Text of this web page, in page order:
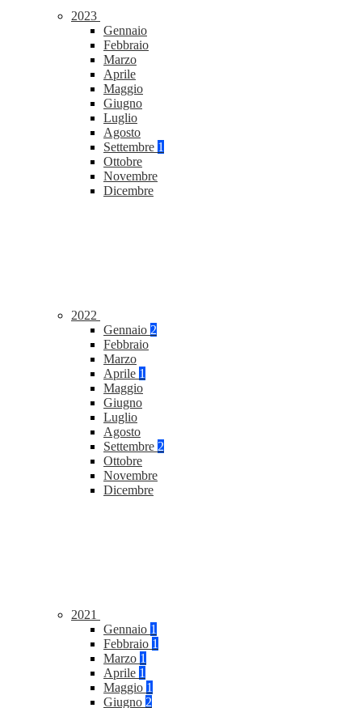
2023
Gennaio
Febbraio
Marzo
Aprile
Maggio
Giugno
Luglio
Agosto
Settembre 1
Ottobre
Novembre
Dicembre
2022
Gennaio 2
Febbraio
Marzo
Aprile 1
Maggio
Giugno
Luglio
Agosto
Settembre 2
Ottobre
Novembre
Dicembre
2021
Gennaio 1
Febbraio 1
Marzo 1
Aprile 1
Maggio 1
Giugno 2